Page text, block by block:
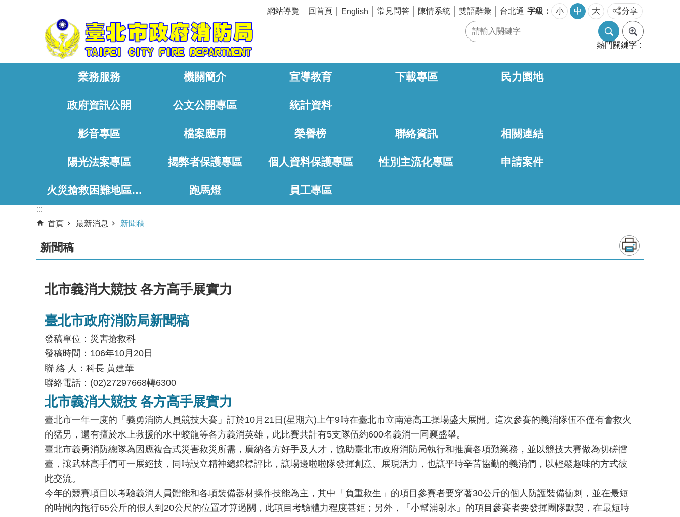
網站導覽 回首頁 English 常見問答 陳情系統 雙語辭彙 台北通 字級 小 中 大 分享
熱門關鍵字
業務服務 機關簡介 宣導教育 下載專區 民力園地
政府資訊公開 公文公開專區 統計資料
影音專區 檔案應用 榮譽榜 聯絡資訊 相關連結
陽光法案專區 揭弊者保護專區 個人資料保護專區 性別主流化專區 申請案件
火災搶救困難地區、消防通道相關資料 跑馬燈 員工專區
:::
首頁
最新消息 新聞稿
新聞稿
北市義消大競技 各方高手展實力
臺北市政府消防局新聞稿
發稿單位：災害搶救科
發稿時間：106年10月20日
聯 絡 人：科長 黃建華
聯絡電話：(02)27297668轉6300
北市義消大競技 各方高手展實力
臺北市一年一度的「義勇消防人員競技大賽」訂於10月21日(星期六)上午9時在臺北市立南港高工操場盛大展開。這次參賽的義消隊伍不僅有會救火
的猛男，還有擅於水上救援的水中蛟龍等各方義消英雄，此比賽共計有5支隊伍約600名義消一同襄盛舉。
臺北市義勇消防總隊為因應複合式災害救災所需，廣納各方好手及人才，協助臺北市政府消防局執行和推廣各項勤業務，並以競技大賽做為切磋擂
臺，讓武林高手們可一展絕技，同時設立精神總錦標評比，讓場邊啦啦隊發揮創意、展現活力，也讓平時辛苦協勤的義消們，以輕鬆趣味的方式彼
此交流。
今年的競賽項目以考驗義消人員體能和各項裝備器材操作技能為主，其中「負重救生」的項目參賽者要穿著30公斤的個人防護裝備衝刺，並在最短
的時間內拖行65公斤的假人到20公尺的位置才算過關，此項目考驗體力程度甚鉅；另外，「小幫浦射水」的項目參賽者要發揮團隊默契，在最短時